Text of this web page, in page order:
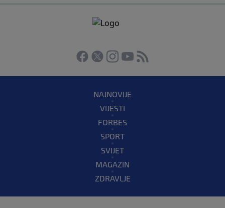
NAJNOVIJE
VIJESTI
FORBES
SPORT
SVIJET
MAGAZIN
ZDRAVLJE